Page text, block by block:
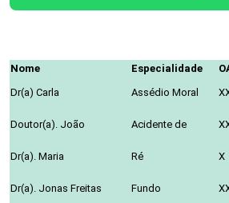
Nome Especialidade
Dr(a) Carla
Assédio Moral
Doutor(a). João
Acidente de
Dr(a). Maria
Ré X
Dr(a). Jonas Freitas
Fundo